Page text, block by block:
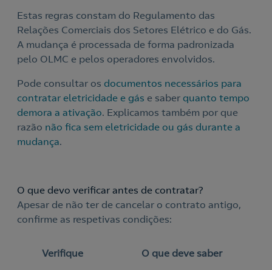
Estas regras constam do Regulamento das
Relações Comerciais dos Setores Elétrico e do Gás.
A mudança é processada de forma padronizada
pelo OLMC e pelos operadores envolvidos.
Pode consultar os documentos necessários para
contratar eletricidade e gás e saber quanto tempo
demora a ativação. Explicamos também por que
razão não fica sem eletricidade ou gás durante a
mudança.
O que devo verificar antes de contratar?
Apesar de não ter de cancelar o contrato antigo,
confirme as respetivas condições:
Verifique O que deve saber